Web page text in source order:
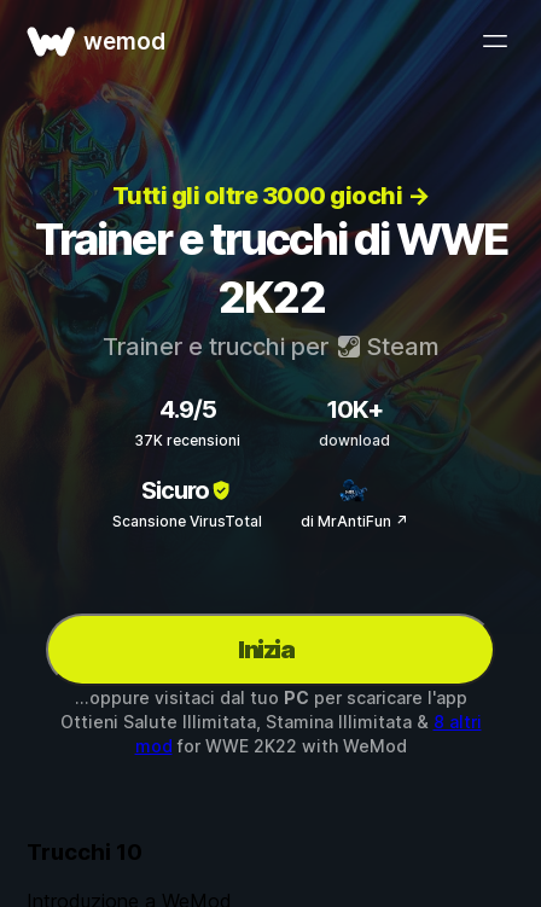
wemod
Tutti gli oltre 3000 giochi →
Trainer e trucchi di WWE
2K22
Trainer e trucchi per Steam
4.9/5
37K recensioni
10K+
download
Sicuro
Scansione VirusTotal di MrAntiFun ↗
Inizia
...oppure visitaci dal tuo PC per scaricare l'app
Ottieni Salute Illimitata, Stamina Illimitata & 8 altri
mod for WWE 2K22 with WeMod
Trucchi 10
Introduzione a WeMod